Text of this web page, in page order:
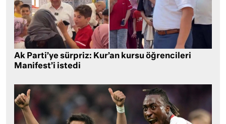
Ak Parti’ye sürpriz: Kur’an kursu öğrencileri
Manifest’i istedi